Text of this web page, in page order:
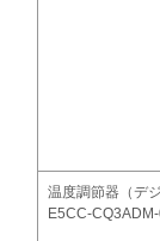
温度調節器（デ
E5CC-